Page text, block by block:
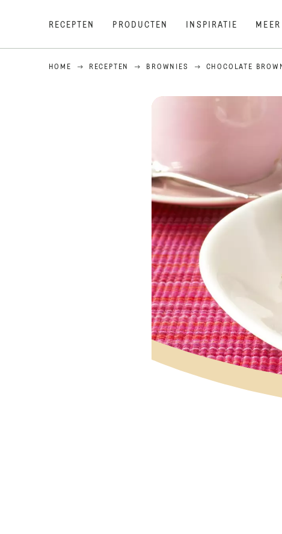
RECEPTEN PRODUCTEN INSPIRATIE MEER
HOME RECEPTEN BROWNIES CHOCOLATE